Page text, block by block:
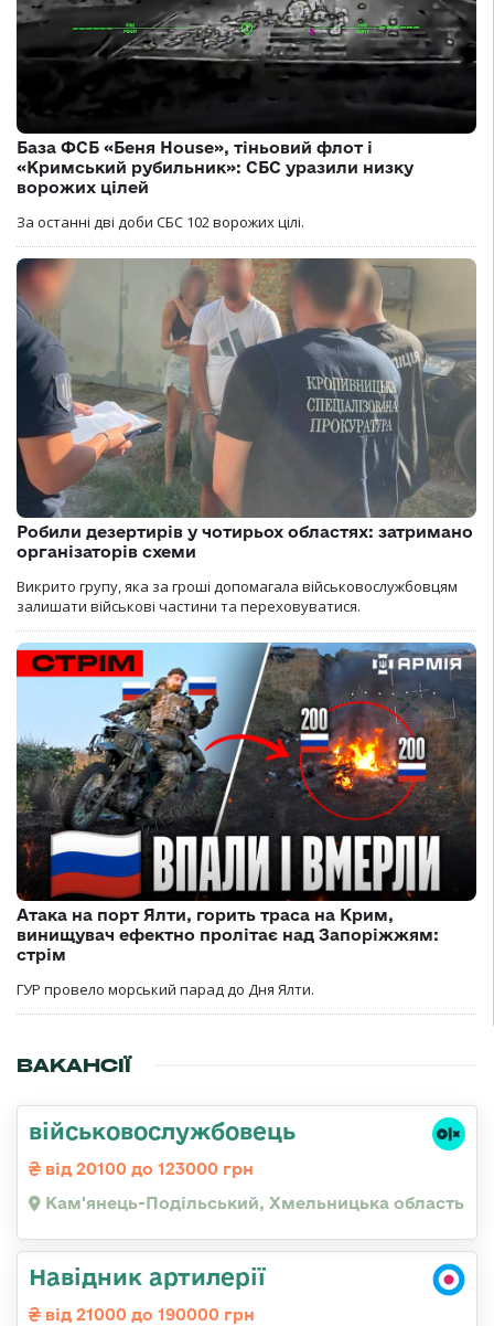
База ФСБ «Беня House», тіньовий флот і
«Кримський рубильник»: СБС уразили низку
ворожих цілей
За останні дві доби СБС 102 ворожих цілі.
Робили дезертирів у чотирьох областях: затримано
організаторів схеми
Викрито групу, яка за гроші допомагала військовослужбовцям
залишати військові частини та переховуватися.
Атака на порт Ялти, горить траса на Крим,
винищувач ефектно пролітає над Запоріжжям:
стрім
ГУР провело морський парад до Дня Ялти.
ВАКАНСІЇ
військовослужбовець
від 20100 до 123000 грн
Кам'янець-Подільський, Хмельницька область
Навідник артилерії
від 21000 до 190000 грн